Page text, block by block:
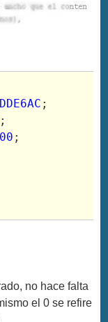
;
;
;
no hace falta
el 0 se refire